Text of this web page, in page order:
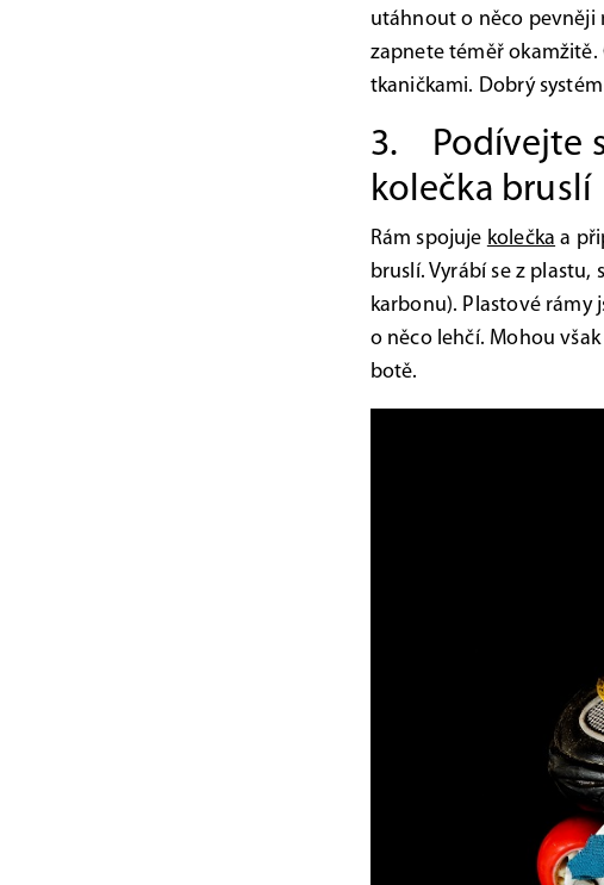
utáhnout o něco pevněji
zapnete téměř
tkaničkami. Dobrý
3. Podívejte
kolečka bruslí
Rám spojuje kolečka a
bruslí. Vyrábí se z
karbonu). Plastové rámy
o něco lehčí. Mohou
botě.